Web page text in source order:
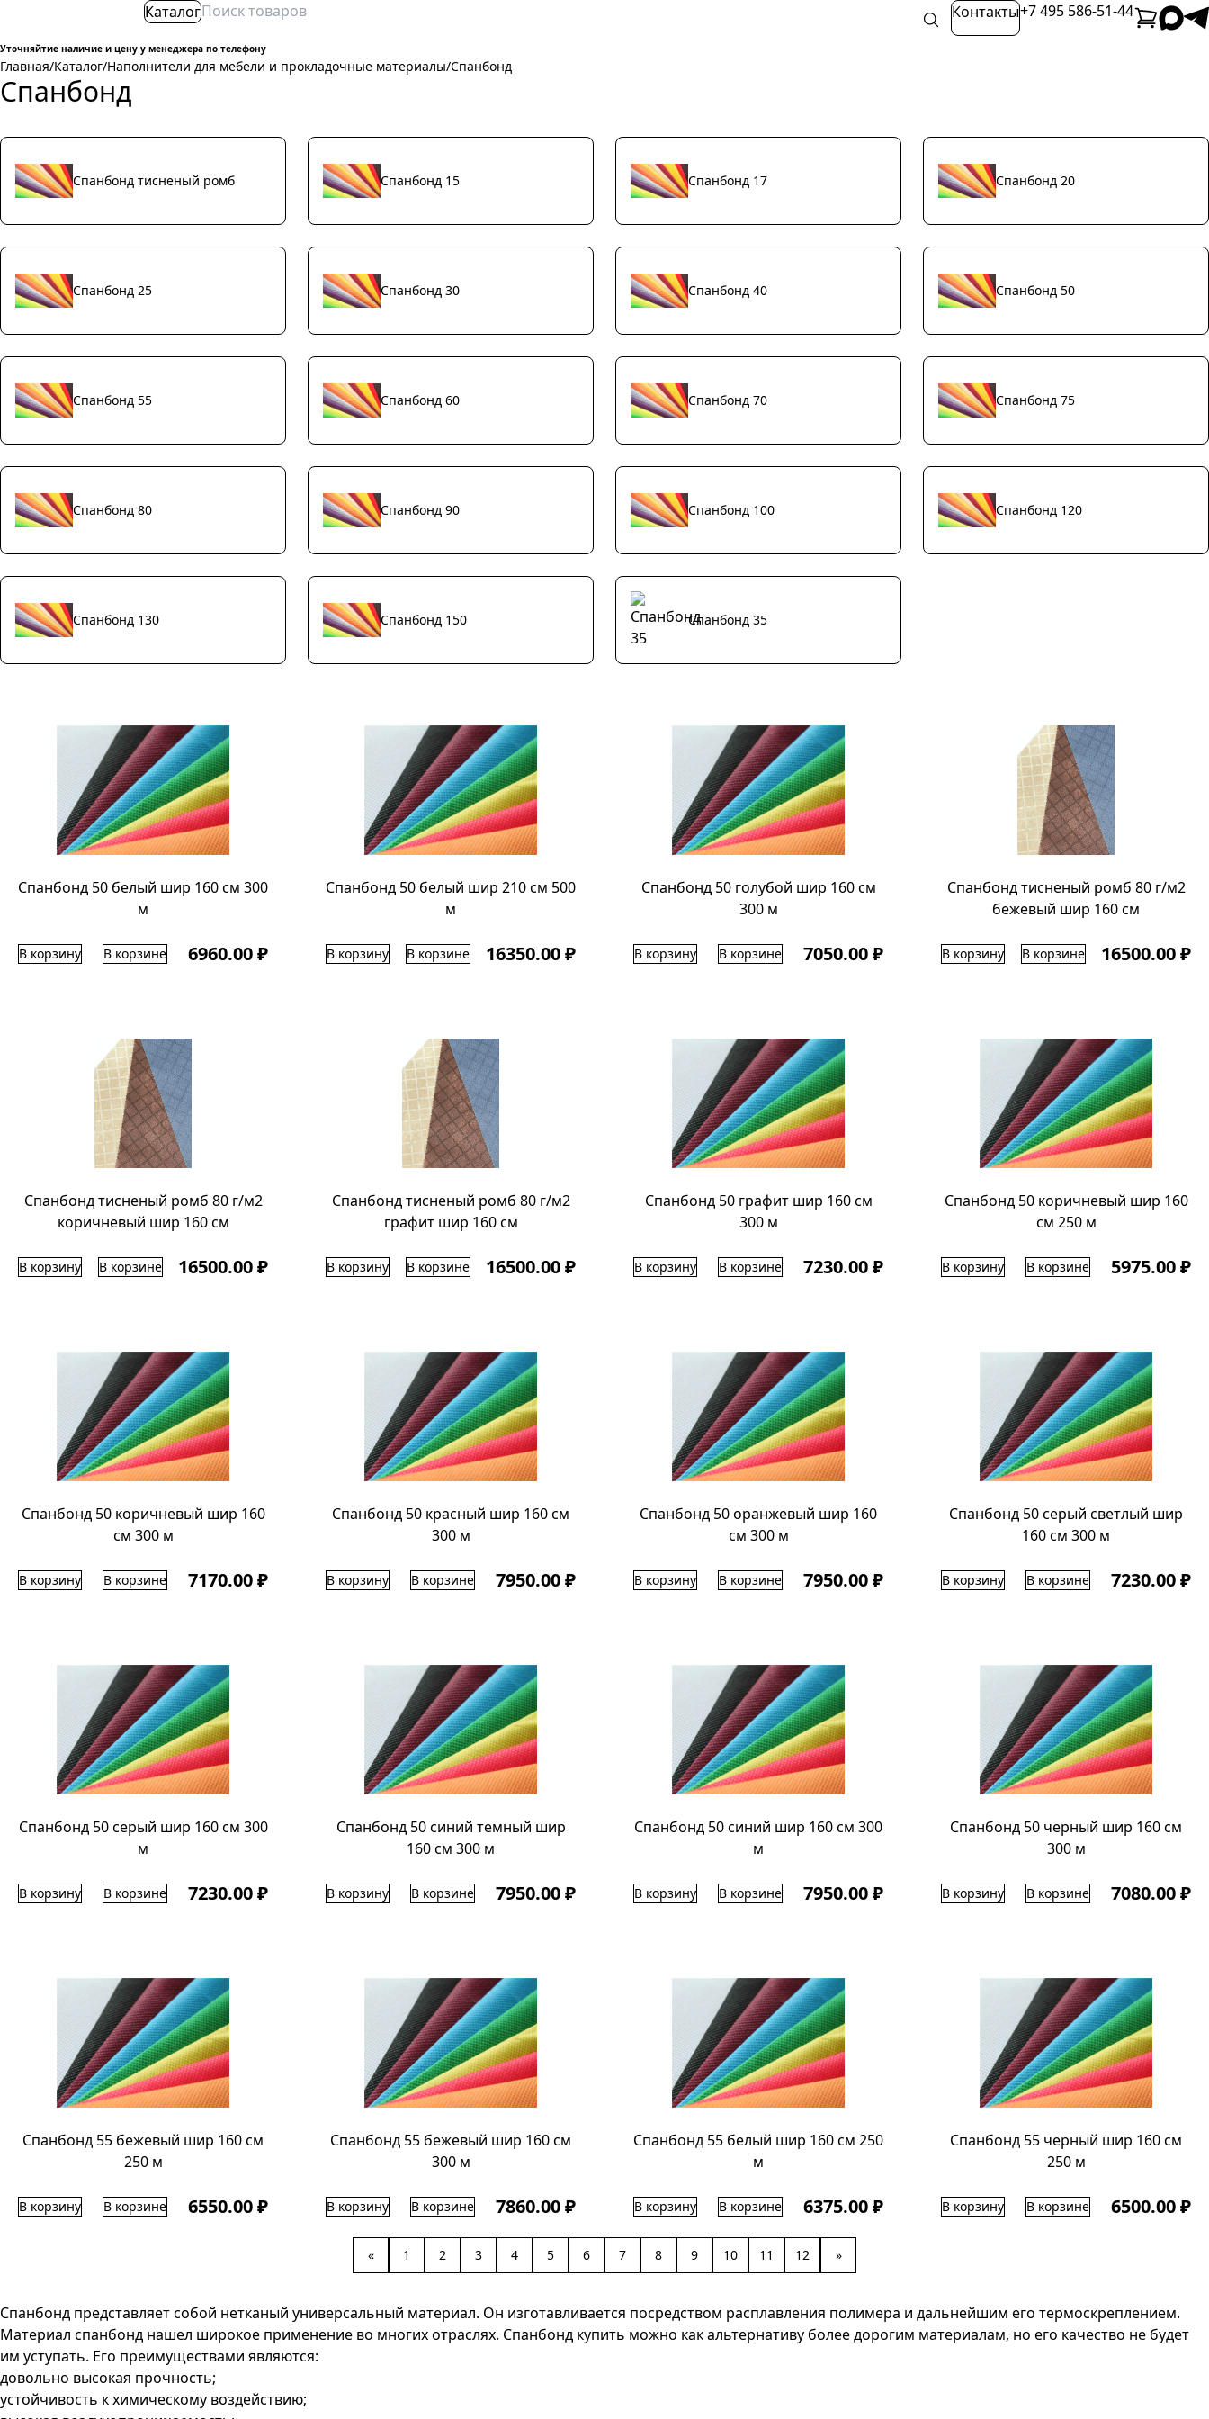
Каталог Контакты+7 495 586-51-44
Уточняйтие наличие и цену у менеджера по телефону
Главная/Каталог/Наполнители для мебели и прокладочные материалы/Спанбонд
Спанбонд
Спанбонд тисненый ромб Спанбонд 15 Спанбонд 17 Спанбонд 20
Спанбонд 25 Спанбонд 30 Спанбонд 40 Спанбонд 50
Спанбонд 55 Спанбонд 60 Спанбонд 70 Спанбонд 75
Спанбонд 80 Спанбонд 90 Спанбонд 100 Спанбонд 120
Спанбонд 130 Спанбонд 150 Спанбонд 35
Спанбонд 50 белый шир 160 см 300
м
В корзину В корзине 6960.00 ₽
Спанбонд 50 белый шир 210 см 500
м
В корзину В корзине 16350.00 ₽
Спанбонд 50 голубой шир 160 см
300 м
В корзину В корзине 7050.00 ₽
Спанбонд тисненый ромб 80 г/м2
бежевый шир 160 см
В корзину В корзине 16500.00 ₽
Спанбонд тисненый ромб 80 г/м2
коричневый шир 160 см
В корзину В корзине 16500.00 ₽
Спанбонд тисненый ромб 80 г/м2
графит шир 160 см
В корзину В корзине 16500.00 ₽
Спанбонд 50 графит шир 160 см
300 м
В корзину В корзине 7230.00 ₽
Спанбонд 50 коричневый шир 160
cм 250 м
В корзину В корзине 5975.00 ₽
Спанбонд 50 коричневый шир 160
см 300 м
В корзину В корзине 7170.00 ₽
Спанбонд 50 красный шир 160 см
300 м
В корзину В корзине 7950.00 ₽
Спанбонд 50 оранжевый шир 160
см 300 м
В корзину В корзине 7950.00 ₽
Спанбонд 50 серый светлый шир
160 см 300 м
В корзину В корзине 7230.00 ₽
Спанбонд 50 серый шир 160 см 300
м
В корзину В корзине 7230.00 ₽
Спанбонд 50 синий темный шир
160 см 300 м
В корзину В корзине 7950.00 ₽
Спанбонд 50 синий шир 160 см 300
м
В корзину В корзине 7950.00 ₽
Спанбонд 50 черный шир 160 см
300 м
В корзину В корзине 7080.00 ₽
Спанбонд 55 бежевый шир 160 см
250 м
В корзину В корзине 6550.00 ₽
Спанбонд 55 бежевый шир 160 см
300 м
В корзину В корзине 7860.00 ₽
Спанбонд 55 белый шир 160 см 250
м
В корзину В корзине 6375.00 ₽
Спанбонд 55 черный шир 160 см
250 м
В корзину В корзине 6500.00 ₽
« 1 2 3 4 5 6 7 8 9 10 11 12 »
Спанбонд представляет собой нетканый универсальный материал. Он изготавливается посредством расплавления полимера и дальнейшим его термоскреплением.
Материал спанбонд нашел широкое применение во многих отраслях. Спанбонд купить можно как альтернативу более дорогим материалам, но его качество не будет
им уступать. Его преимуществами являются:
довольно высокая прочность;
устойчивость к химическому воздействию;